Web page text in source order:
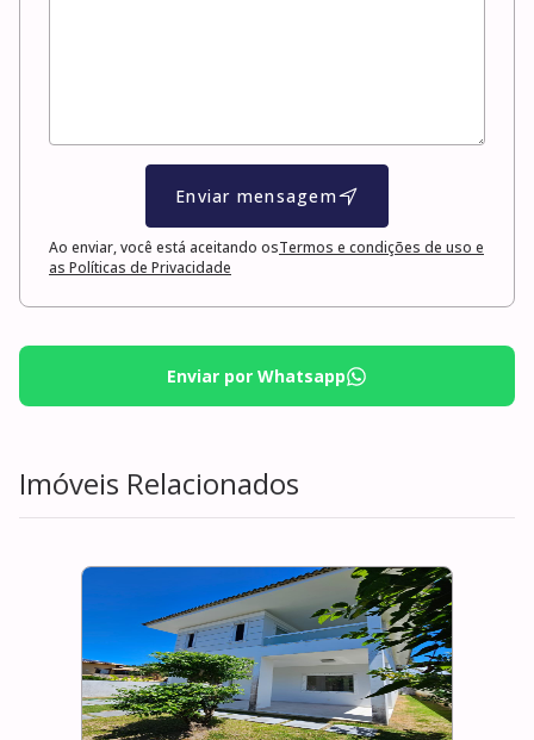
Enviar mensagem
Ao enviar, você está aceitando osTermos e condições de uso e
as Políticas de Privacidade
Enviar por Whatsapp
Imóveis Relacionados